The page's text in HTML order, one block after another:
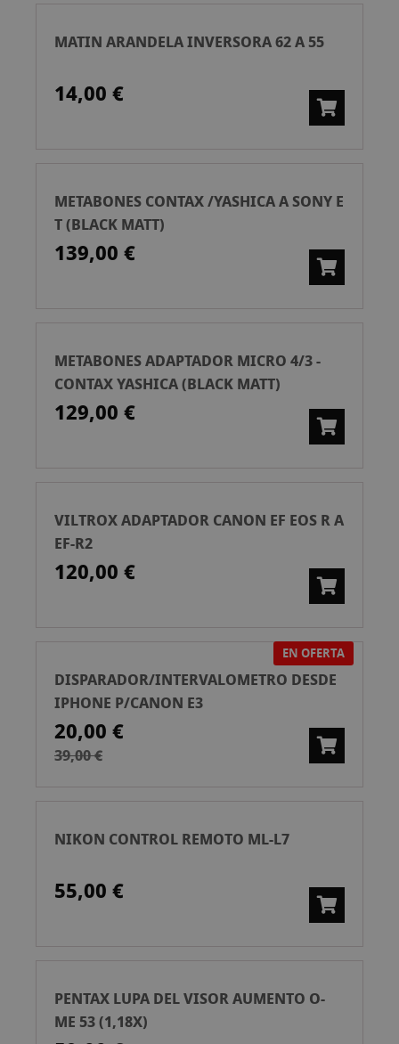
MATIN ARANDELA INVERSORA 62 A 55
14,00 €
METABONES CONTAX /YASHICA A SONY E
T (BLACK MATT)
139,00 €
METABONES ADAPTADOR MICRO 4/3 -
CONTAX YASHICA (BLACK MATT)
129,00 €
VILTROX ADAPTADOR CANON EF EOS R A
EF-R2
120,00 €
EN OFERTA
DISPARADOR/INTERVALOMETRO DESDE
IPHONE P/CANON E3
20,00 €
39,00 €
NIKON CONTROL REMOTO ML-L7
55,00 €
PENTAX LUPA DEL VISOR AUMENTO O-
ME 53 (1,18X)